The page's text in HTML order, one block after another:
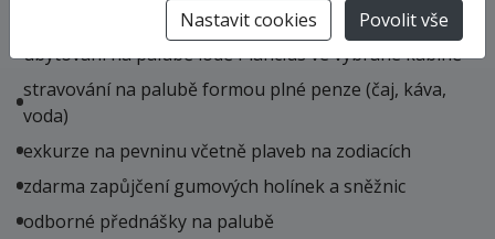
plavbu dle uvedeného itineráře
ubytování na palubě lodě Plancius ve vybrané kabině
stravování na palubě formou plné penze (čaj, káva,
voda)
exkurze na pevninu včetně plaveb na zodiacích
zdarma zapůjčení gumových holínek a sněžnic
odborné přednášky na palubě
Nastavit cookies Povolit vše